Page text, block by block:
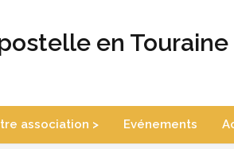
en Touraine
association > Evénements